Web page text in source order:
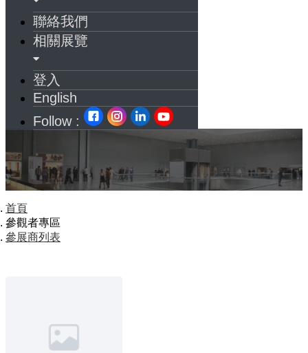
聯絡我們
相關展覽
登入
English
Follow :
首頁
參觀者專區
參展商列表